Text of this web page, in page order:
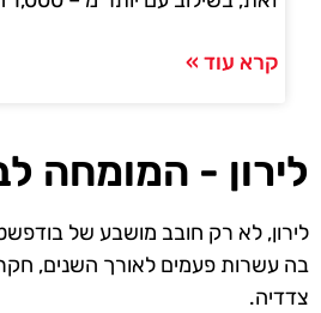
קרא עוד »
לירון - המומחה
לירון, לא רק חובב מושבע של
בה עשרות פעמים לאורך השנים,
צדדיה.